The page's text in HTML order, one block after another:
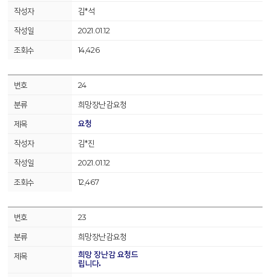
김*석
2021.01.12
14,426
24
희망장난감요청
요청
김*진
2021.01.12
12,467
23
희망장난감요청
희망 장난감 요청드
립니다.